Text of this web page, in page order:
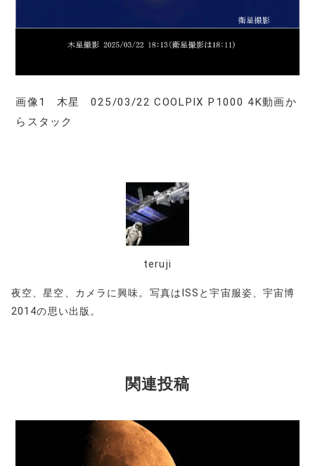
画像1 木星 025/03/22 COOLPIX P1000 4K動画か
らスタック
teruji
夜空、星空、カメラに興味。写真はISSと宇宙服姿、宇宙博
2014の思い出版。
関連投稿